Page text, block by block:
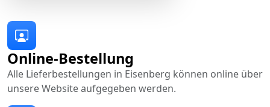
Online-Bestellung
Alle Lieferbestellungen in Eisenberg können online über
unsere Website aufgegeben werden.